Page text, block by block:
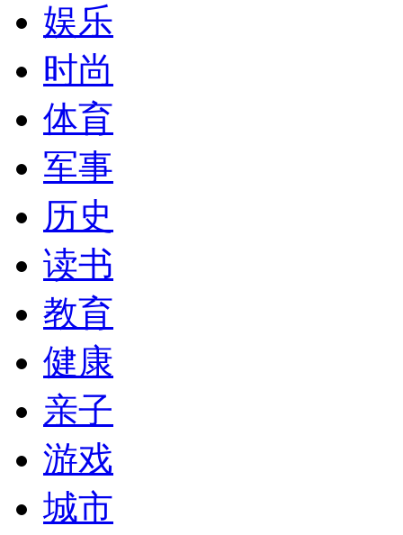
娱乐
时尚
体育
军事
历史
读书
教育
健康
亲子
游戏
城市